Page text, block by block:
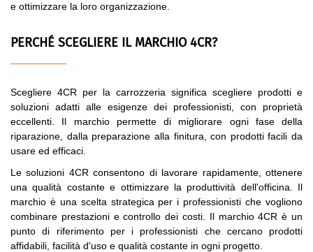
e ottimizzare la loro organizzazione.
PERCHÉ SCEGLIERE IL MARCHIO 4CR?
Scegliere 4CR per la carrozzeria significa scegliere prodotti e
soluzioni adatti alle esigenze dei professionisti, con proprietà
eccellenti. Il marchio permette di migliorare ogni fase della
riparazione, dalla preparazione alla finitura, con prodotti facili da
usare ed efficaci.
Le soluzioni 4CR consentono di lavorare rapidamente, ottenere
una qualità costante e ottimizzare la produttività dell'officina. Il
marchio è una scelta strategica per i professionisti che vogliono
combinare prestazioni e controllo dei costi. Il marchio 4CR è un
punto di riferimento per i professionisti che cercano prodotti
affidabili, facilità d'uso e qualità costante in ogni progetto.